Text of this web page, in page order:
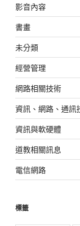
影音內容
書畫
未分類
經營管理
網路相關技術
資訊、網路、通訊
資訊與軟硬體
道教相關訊息
電信網路
標籤